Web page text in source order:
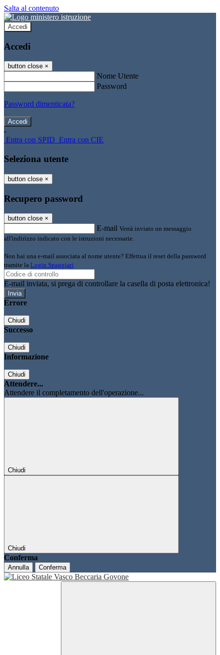
Salta al contenuto
Accedi
Accedi
button close ×
Nome Utente
Password
Password dimenticata?
-
Entra con SPID Entra con CIE
Seleziona utente
button close ×
Recupero password
button close ×
E-mail Verrà inviato un messaggio
all'indirizzo indicato con le istruzioni necessarie.
Non hai una e-mail associata al nome utente? Effettua il reset della password
tramite la Login Spaggiari
E-mail inviata, si prega di controllare la casella di posta elettronica!
Errore
Chiudi
Successo
Chiudi
Informazione
Chiudi
Attendere...
Attendere il completamento dell'operazione...
Chiudi
Chiudi
Conferma
Annulla Conferma